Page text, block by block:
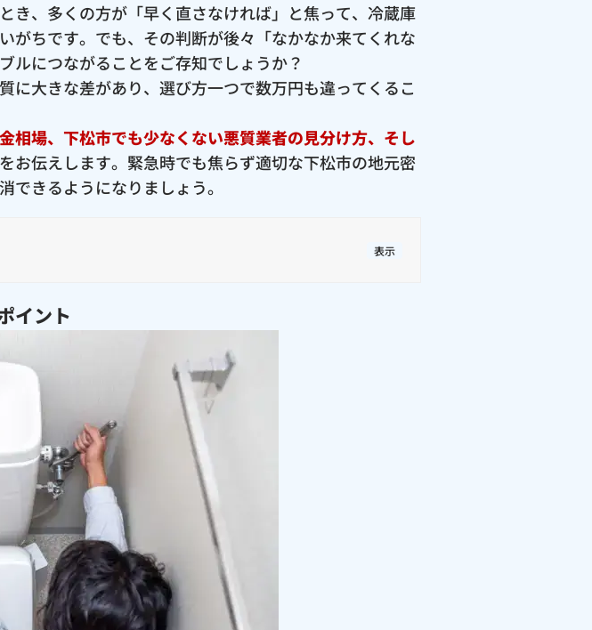
き、多くの方が「早く直さなければ」と焦って、冷蔵庫
がちです。でも、その判断が後々「なかなか来てくれな
ルにつながることをご存知でしょうか？
に大きな差があり、選び方一つで数万円も違ってくるこ
相場、下松市でも少なくない悪質業者の見分け方、そし
お伝えします。緊急時でも焦らず適切な下松市の地元密
きるようになりましょう。
表示
イント